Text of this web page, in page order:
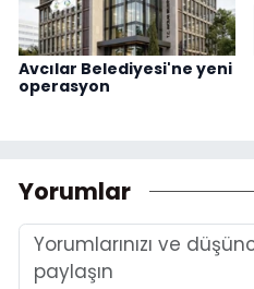
Avcılar Belediyesi'ne yeni
operasyon
Yorumlar